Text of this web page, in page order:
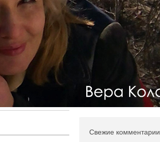
Свежие комментарии